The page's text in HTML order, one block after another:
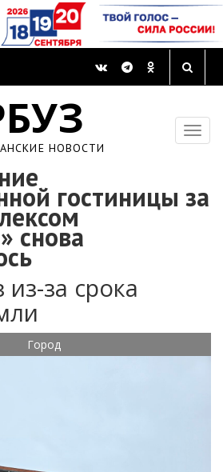
НОВОСТИ
гостиницы за
снова
из-за срока
Город